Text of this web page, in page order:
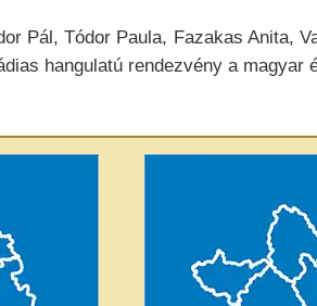
Pál, Tódor Paula, Fazakas Anita,
hangulatú rendezvény a